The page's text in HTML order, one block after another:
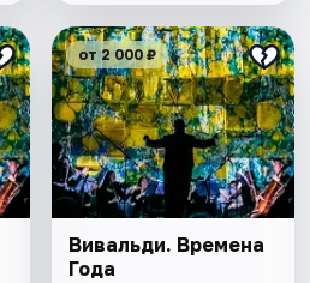
от 2 000 ₽
Вивальди. Времена
Года